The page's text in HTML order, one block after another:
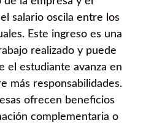
salario oscila entre los
Este ingreso es una
realizado y puede
el estudiante avanza en
más responsabilidades.
ofrecen beneficios
complementaria o